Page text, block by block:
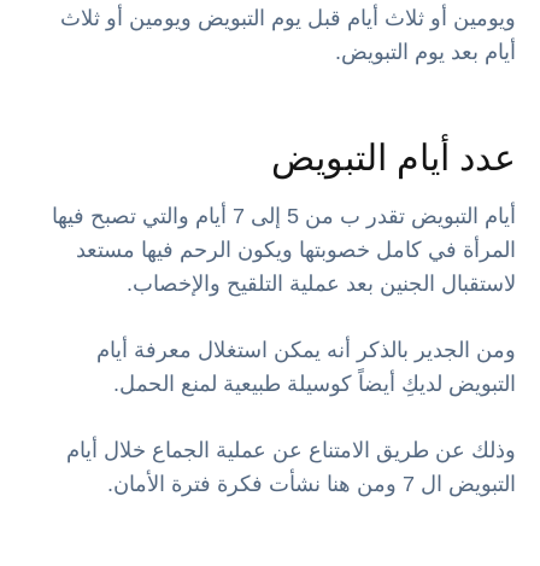
ويومين أو ثلاث أيام قبل يوم التبويض ويومين أو ثلاث
أيام بعد يوم التبويض.
عدد أيام التبويض
أيام التبويض تقدر ب من 5 إلى 7 أيام والتي تصبح فيها
المرأة في كامل خصوبتها ويكون الرحم فيها مستعد
لاستقبال الجنين بعد عملية التلقيح والإخصاب.
ومن الجدير بالذكر أنه يمكن استغلال معرفة أيام
التبويض لديكِ أيضاً كوسيلة طبيعية لمنع الحمل.
وذلك عن طريق الامتناع عن عملية الجماع خلال أيام
التبويض ال 7 ومن هنا نشأت فكرة فترة الأمان.